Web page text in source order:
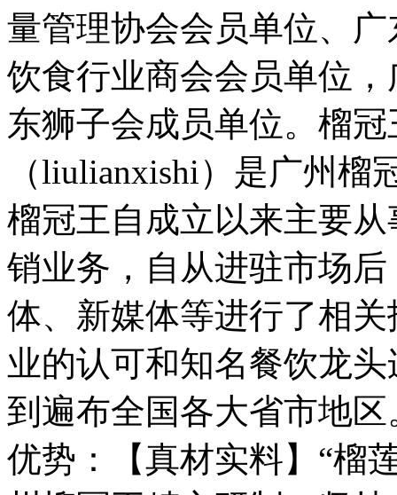
量管理协会会员单位、
饮食行业商会会员单位
东狮子会成员单位。榴
（liulianxishi）是广州
榴冠王自成立以来主要
销业务，自从进驻市场
体、新媒体等进行了相
业的认可和知名餐饮龙
到遍布全国各大省市地
优势：【真材实料】“榴